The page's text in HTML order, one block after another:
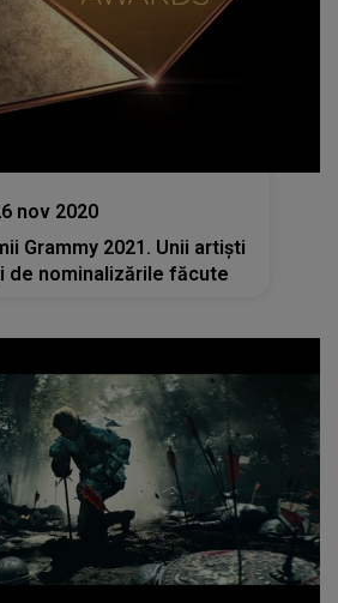
nov 2020
Grammy 2021. Unii artiști
de nominalizările făcute